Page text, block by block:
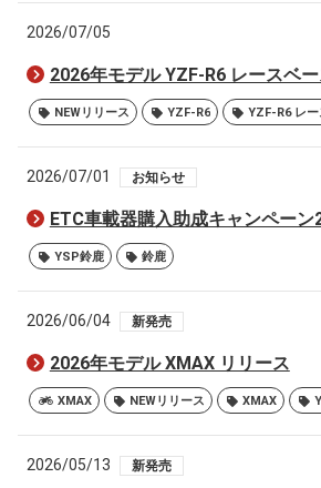
2026/07/05
2026年モデル YZF-R6 レースベ
NEWリリース YZF-R6
2026/07/01 お知らせ
ETC車載器購入助成キャンペーン
YSP鈴鹿 鈴鹿
2026/06/04 新発売
2026年モデル XMAX リリース
XMAX NEWリリース XMAX
2026/05/13 新発売